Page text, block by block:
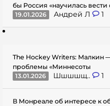
бы Россия «научилась вести
19.01.2026
Андрей Л 1
The Hockey Writers: Малкин
проблемы «Миннесоты
13.01.2026
Шшшшщ.. 1
В Монреале об интересе к